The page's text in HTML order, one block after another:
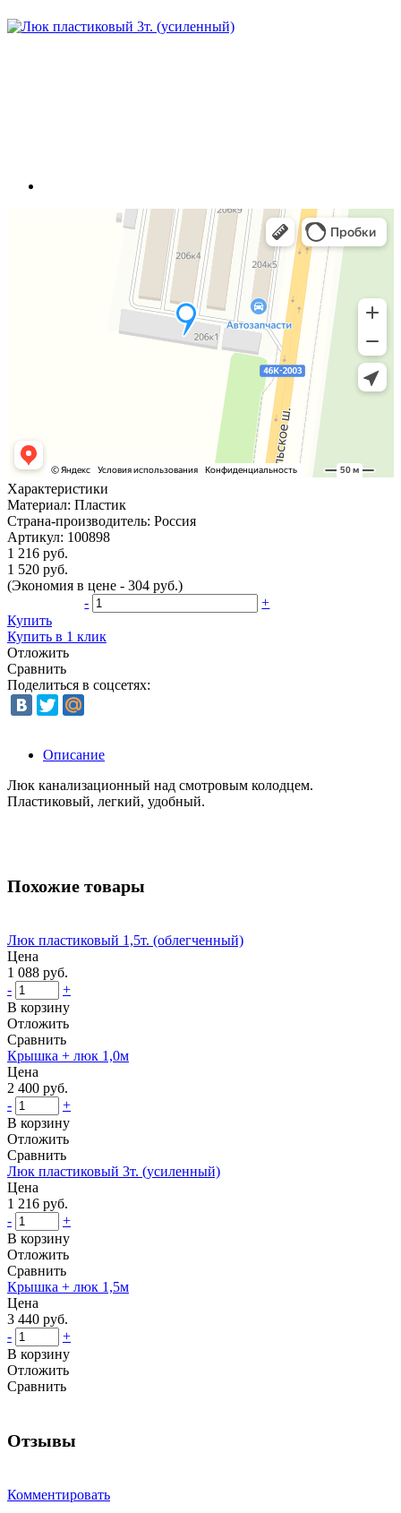
Характеристики
Материал: Пластик
Страна-производитель: Россия
Артикул: 100898
1 216 руб.
1 520 руб.
(Экономия в цене - 304 руб.)
-
+
Купить
Купить в 1 клик
Отложить
Сравнить
Поделиться в соцсетях:
Описание
Люк канализационный над смотровым колодцем.
Пластиковый, легкий, удобный.
Похожие товары
Люк пластиковый 1,5т. (облегченный)
Цена
1 088 руб.
-
+
В корзину
Отложить
Сравнить
Крышка + люк 1,0м
Цена
2 400 руб.
-
+
В корзину
Отложить
Сравнить
Люк пластиковый 3т. (усиленный)
Цена
1 216 руб.
-
+
В корзину
Отложить
Сравнить
Крышка + люк 1,5м
Цена
3 440 руб.
-
+
В корзину
Отложить
Сравнить
Отзывы
Комментировать